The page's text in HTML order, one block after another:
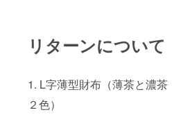
リターンについて
1. L字薄型財布（薄茶と濃茶
２色）